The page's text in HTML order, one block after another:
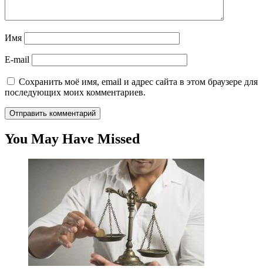
Имя
E-mail
Сохранить моё имя, email и адрес сайта в этом браузере для
последующих моих комментариев.
You May Have Missed